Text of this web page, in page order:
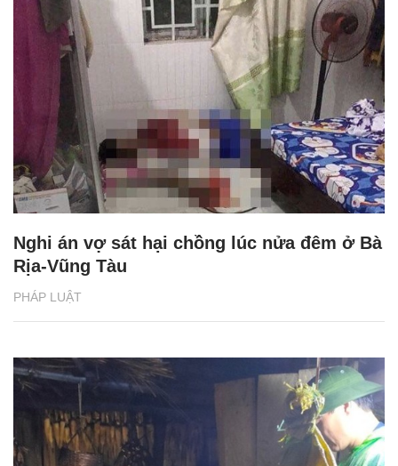
PHÁP LUẬT
Nghi án vợ sát hại chồng lúc nửa đêm ở Bà
Rịa-Vũng Tàu